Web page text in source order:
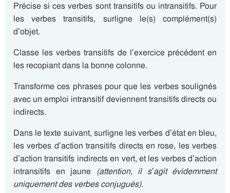
Précise si ces verbes sont transitifs ou intransitifs. Pour
les verbes transitifs, surligne le(s) complément(s)
d’objet.
Classe les verbes transitifs de l’exercice précédent en
les recopiant dans la bonne colonne.
Transforme ces phrases pour que les verbes soulignés
avec un emploi intransitif deviennent transitifs directs ou
indirects.
Dans le texte suivant, surligne les verbes d’état en bleu,
les verbes d’action transitifs directs en rose, les verbes
d’action transitifs indirects en vert, et les verbes d’action
intransitifs en jaune
(attention, il s’agit évidemment
uniquement des verbes conjugués).